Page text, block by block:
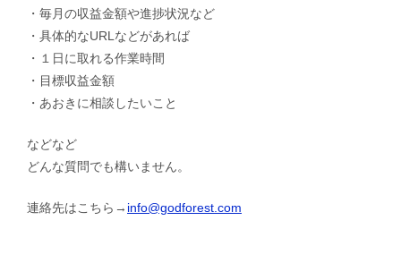
・毎月の収益金額や進捗状況など
・具体的なURLなどがあれば
・１日に取れる作業時間
・目標収益金額
・あおきに相談したいこと
などなど
どんな質問でも構いません。
連絡先はこちら→ info@godforest.com